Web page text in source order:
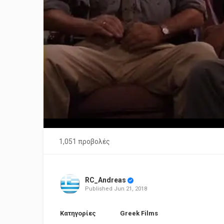
1,051 προβολές
RC_Andreas
Published Jun 21, 2018
Κατηγορίες Greek Films